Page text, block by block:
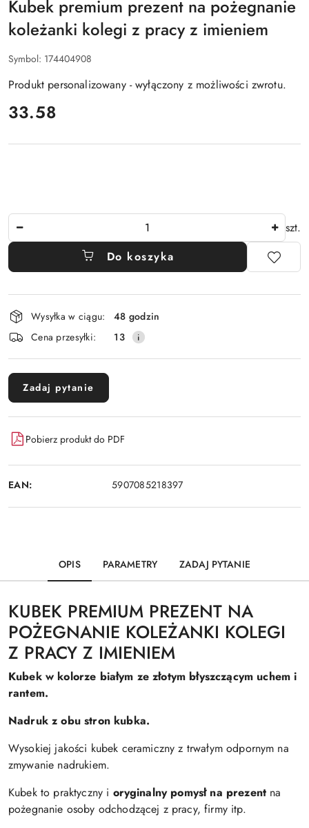
Kubek premium prezent na pożegnanie
koleżanki kolegi z pracy z imieniem
Symbol: 174404908
Produkt personalizowany - wyłączony z możliwości zwrotu.
cena:
33.58
szt.
Do koszyka
Dostępność
i
dostawa
Wysyłka w ciągu:
48 godzin
Cena przesyłki:
13
Zadaj pytanie
Pobierz produkt do PDF
EAN: 5907085218397
OPIS PARAMETRY ZADAJ PYTANIE
KUBEK PREMIUM PREZENT NA
POŻEGNANIE KOLEŻANKI KOLEGI
Z PRACY Z IMIENIEM
Kubek w kolorze białym ze złotym błyszczącym uchem i
rantem.
Nadruk z obu stron kubka.
Wysokiej jakości kubek ceramiczny z trwałym odpornym na
zmywanie nadrukiem.
Kubek to praktyczny i oryginalny pomysł na prezent na
pożegnanie osoby odchodzącej z pracy, firmy itp.